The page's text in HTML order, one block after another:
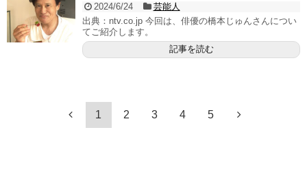
2024/6/24
芸能人
出典：ntv.co.jp 今回は、俳優の橋本じゅんさんについ
てご紹介します。
記事を読む
1 2 3 4 5